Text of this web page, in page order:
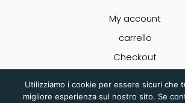
My account
carrello
Checkout
Utilizziamo i cookie per essere sicuri che
migliore esperienza sul nostro sito. Se